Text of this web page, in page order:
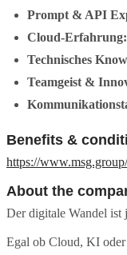
Prompt & API
Cloud-Erfahrung:
Technisches
Teamgeist &
Benefits &
https://
About the
Der digitale Wandel ist
Egal ob Cloud, KI oder